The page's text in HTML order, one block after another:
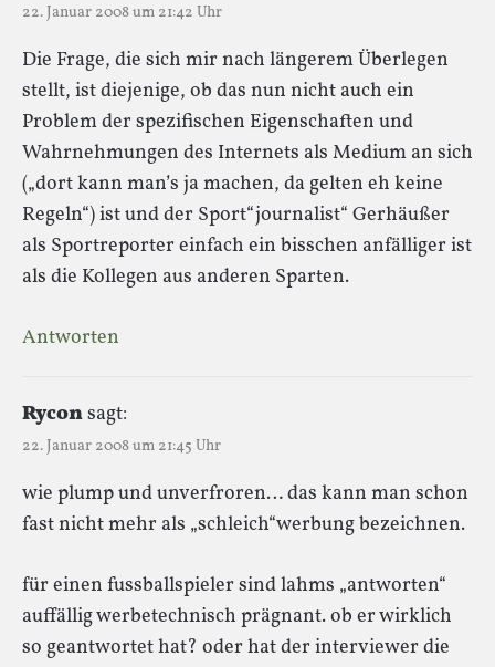
22. Januar 2008 um 21:42 Uhr
Die Frage, die sich mir nach längerem Überlegen
stellt, ist diejenige, ob das nun nicht auch ein
Problem der spezifischen Eigenschaften und
Wahrnehmungen des Internets als Medium an sich
(„dort kann man’s ja machen, da gelten eh keine
Regeln“) ist und der Sport“journalist“ Gerhäußer
als Sportreporter einfach ein bisschen anfälliger ist
als die Kollegen aus anderen Sparten.
Antworten
Ryconsagt:
22. Januar 2008 um 21:45 Uhr
wie plump und unverfroren… das kann man schon
fast nicht mehr als „schleich“werbung bezeichnen.
für einen fussballspieler sind lahms „antworten“
auffällig werbetechnisch prägnant. ob er wirklich
so geantwortet hat? oder hat der interviewer die